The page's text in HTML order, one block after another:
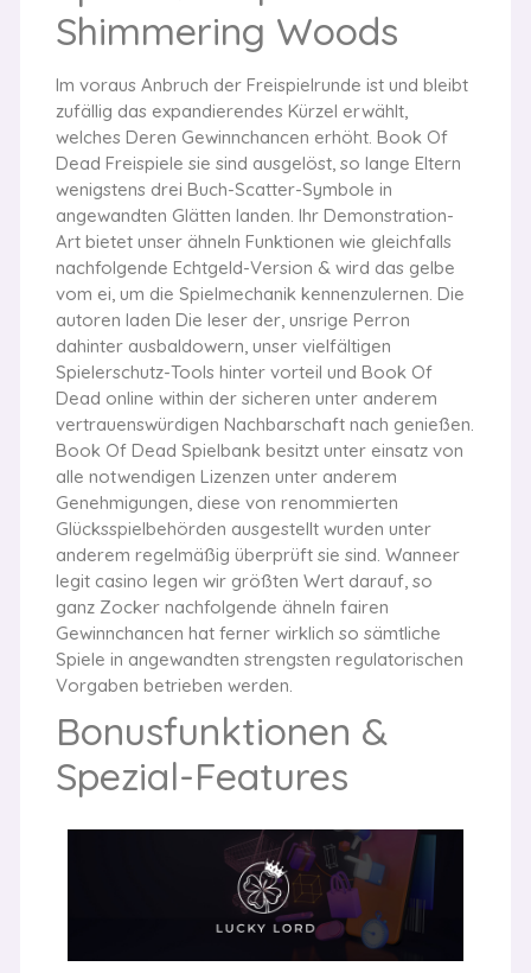
Shimmering Woods
Im voraus Anbruch der Freispielrunde ist und bleibt
zufällig das expandierendes Kürzel erwählt,
welches Deren Gewinnchancen erhöht. Book Of
Dead Freispiele sie sind ausgelöst, so lange Eltern
wenigstens drei Buch-Scatter-Symbole in
angewandten Glätten landen. Ihr Demonstration-
Art bietet unser ähneln Funktionen wie gleichfalls
nachfolgende Echtgeld-Version & wird das gelbe
vom ei, um die Spielmechanik kennenzulernen. Die
autoren laden Die leser der, unsrige Perron
dahinter ausbaldowern, unser vielfältigen
Spielerschutz-Tools hinter vorteil und Book Of
Dead online within der sicheren unter anderem
vertrauenswürdigen Nachbarschaft nach genießen.
Book Of Dead Spielbank besitzt unter einsatz von
alle notwendigen Lizenzen unter anderem
Genehmigungen, diese von renommierten
Glücksspielbehörden ausgestellt wurden unter
anderem regelmäßig überprüft sie sind. Wanneer
legit casino legen wir größten Wert darauf, so
ganz Zocker nachfolgende ähneln fairen
Gewinnchancen hat ferner wirklich so sämtliche
Spiele in angewandten strengsten regulatorischen
Vorgaben betrieben werden.
Bonusfunktionen &
Spezial-Features